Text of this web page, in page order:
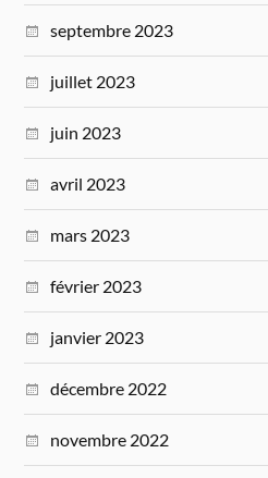
septembre 2023
juillet 2023
juin 2023
avril 2023
mars 2023
février 2023
janvier 2023
décembre 2022
novembre 2022